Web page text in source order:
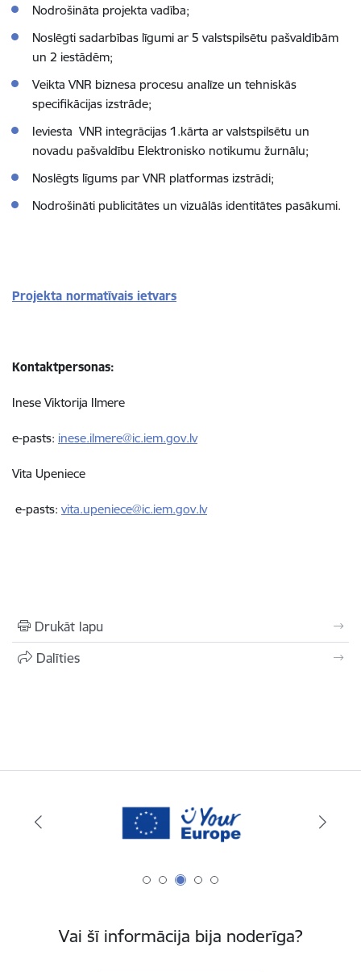
Nodrošināta projekta vadība;
Noslēgti sadarbības līgumi ar 5 valstspilsētu pašvaldībām
un 2 iestādēm;
Veikta VNR biznesa procesu analīze un tehniskās
specifikācijas izstrāde;
Ieviesta VNR integrācijas 1.kārta ar valstspilsētu un
novadu pašvaldību Elektronisko notikumu žurnālu;
Noslēgts līgums par VNR platformas izstrādi;
Nodrošināti publicitātes un vizuālās identitātes pasākumi.
Projekta normatīvais ietvars
Kontaktpersonas:
Inese Viktorija Ilmere
e-pasts: inese.ilmere@ic.iem.gov.lv
Vita Upeniece
e-pasts: vita.upeniece@ic.iem.gov.lv
Drukāt lapu
Dalīties
Vai šī informācija bija noderīga?